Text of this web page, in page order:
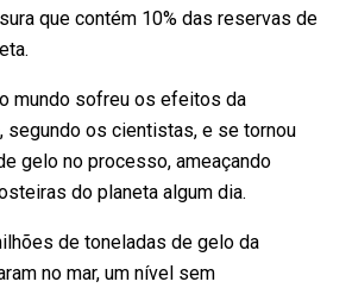
que contém 10% das reservas de
mundo sofreu os efeitos da
segundo os cientistas, e se tornou
gelo no processo, ameaçando
do planeta algum dia.
de toneladas de gelo da
no mar, um nível sem